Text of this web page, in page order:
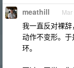
meathill
我一直反对裸
动作不变形。
环。